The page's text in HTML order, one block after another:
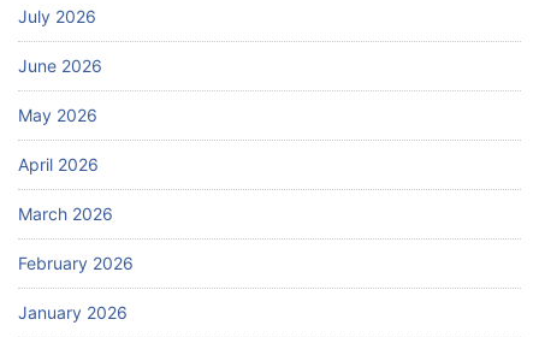
July 2026
June 2026
May 2026
April 2026
March 2026
February 2026
January 2026